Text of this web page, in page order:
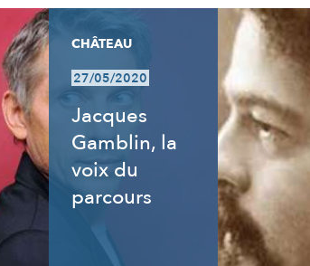
CHÂTEAU
27/05/2020
Jacques
Gamblin, la
voix du
parcours